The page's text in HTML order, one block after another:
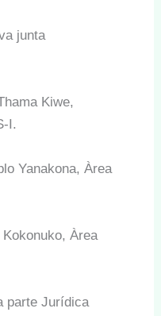
junta
Kiwe,
I.
Yanakona, Àrea
Àrea
parte Jurídica